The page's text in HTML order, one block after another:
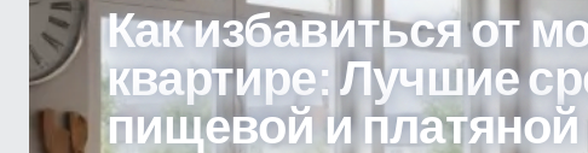
Как избавиться от
квартире: Лучшие
пищевой и